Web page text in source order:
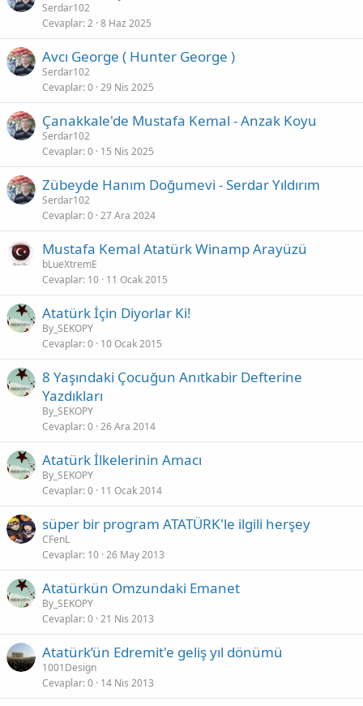
Serdar102
Cevaplar 2 8 Haz 2025
Avcı George ( Hunter George )
Serdar102
Cevaplar 0 29 Nis 2025
Çanakkale'de Mustafa Kemal - Anzak Koyu
Serdar102
Cevaplar 0 15 Nis 2025
Zübeyde Hanım Doğumevi - Serdar Yıldırım
Serdar102
Cevaplar 0 27 Ara 2024
Mustafa Kemal Atatürk Winamp Arayüzü
bLueXtremE
Cevaplar 10 11 Ocak 2015
Atatürk İçin Diyorlar Ki!
By_SEKOPY
Cevaplar 0 10 Ocak 2015
8 Yaşındaki Çocuğun Anıtkabir Defterine
Yazdıkları
By_SEKOPY
Cevaplar 0 26 Ara 2014
Atatürk İlkelerinin Amacı
By_SEKOPY
Cevaplar 0 11 Ocak 2014
süper bir program ATATÜRK'le ilgili herşey
CFenL
Cevaplar 10 26 May 2013
Atatürkün Omzundaki Emanet
By_SEKOPY
Cevaplar 0 21 Nis 2013
Atatürk’ün Edremit'e geliş yıl dönümü
1001Design
Cevaplar 0 14 Nis 2013